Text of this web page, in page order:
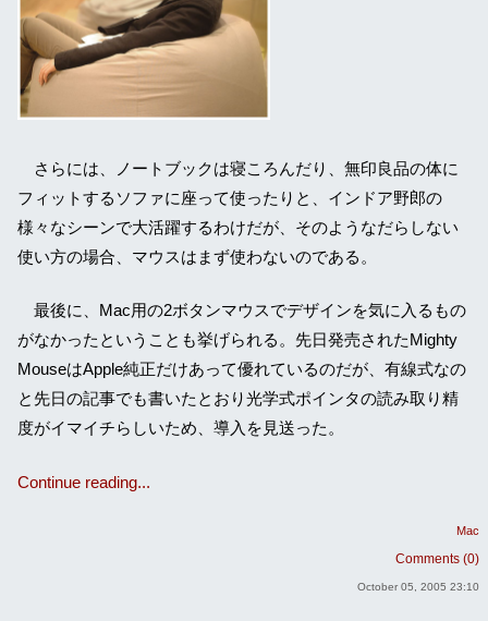
さらには、ノートブックは寝ころんだり、無印良品の体に
フィットするソファに座って使ったりと、インドア野郎の
様々なシーンで大活躍するわけだが、そのようなだらしない
使い方の場合、マウスはまず使わないのである。
最後に、Mac用の2ボタンマウスでデザインを気に入るもの
がなかったということも挙げられる。先日発売されたMighty
MouseはApple純正だけあって優れているのだが、有線式なの
と先日の記事でも書いたとおり光学式ポインタの読み取り精
度がイマイチらしいため、導入を見送った。
Continue reading...
Mac
Comments (0)
October 05, 2005 23:10